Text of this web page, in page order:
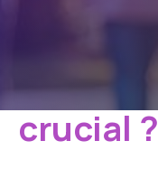
porte
crucial ?